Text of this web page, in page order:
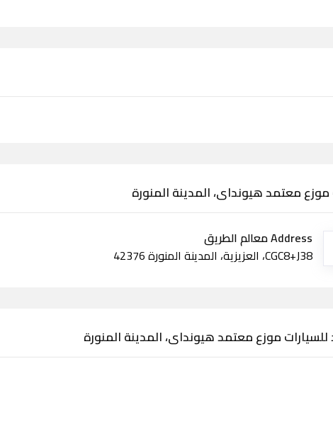
معتمد هيونداى، المدينة المنورة
Address معالم الطريق
CGC8+J38، العزيزية، المدينة المنورة 42376
موزع معتمد هيونداى، المدينة المنورة